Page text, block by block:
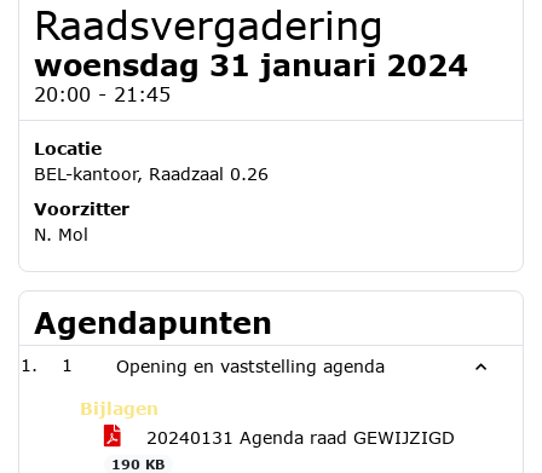
Raadsvergadering
woensdag 31 januari 2024
20:00 - 21:45
Locatie
BEL-kantoor, Raadzaal 0.26
Voorzitter
N. Mol
Agendapunten
1 Opening en vaststelling agenda
Bijlagen
20240131 Agenda raad GEWIJZIGD
190 KB